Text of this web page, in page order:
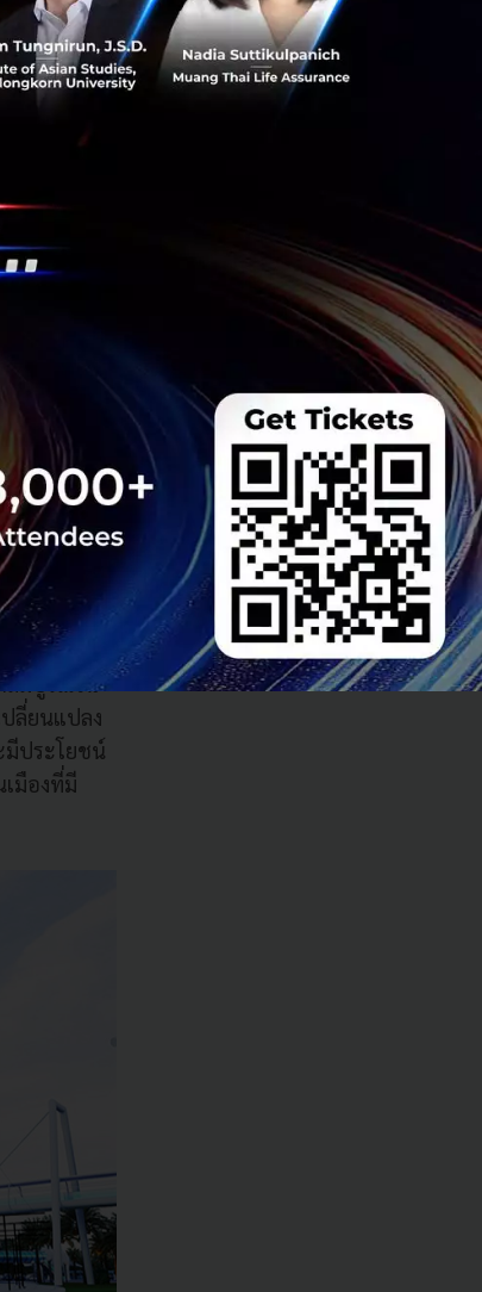
าน ดัง
คัญไม่
ยวข้อง
สังคมได้
งขันกับคน
ชน์กับใคร
มบูรณ์ใน
ลี่ยนแปลง
มีประโยชน์
มืองที่มี